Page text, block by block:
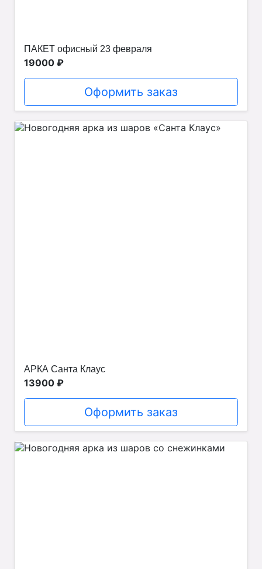
ПАКЕТ офисный 23 февраля
19000 ₽
Оформить заказ
АРКА Санта Клаус
13900 ₽
Оформить заказ